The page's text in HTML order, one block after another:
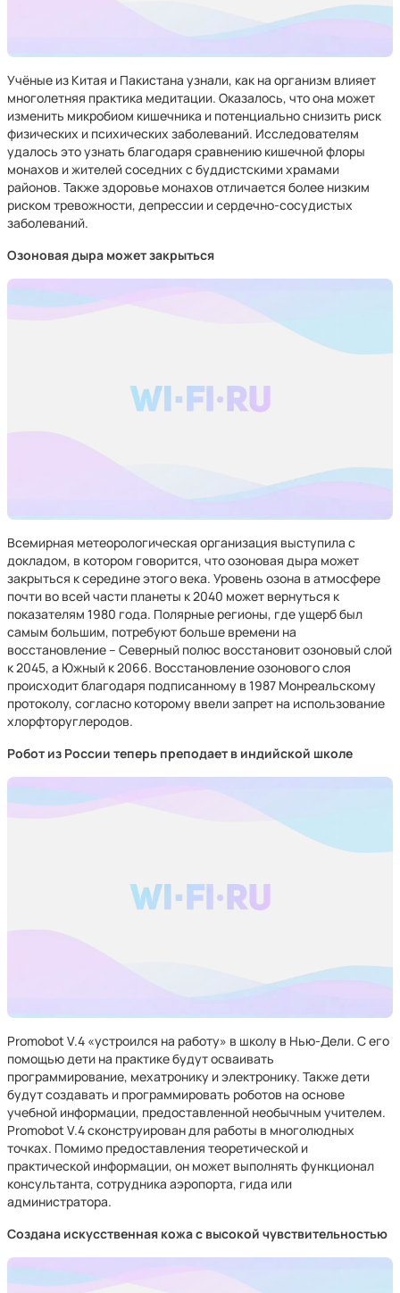
Учёные из Китая и Пакистана узнали, как на организм влияет
многолетняя практика медитации. Оказалось, что она может
изменить микробиом кишечника и потенциально снизить риск
физических и психических заболеваний. Исследователям
удалось это узнать благодаря сравнению кишечной флоры
монахов и жителей соседних с буддистскими храмами
районов. Также здоровье монахов отличается более низким
риском тревожности, депрессии и сердечно-сосудистых
заболеваний.
Озоновая дыра может закрыться
Всемирная метеорологическая организация выступила с
докладом, в котором говорится, что озоновая дыра может
закрыться к середине этого века. Уровень озона в атмосфере
почти во всей части планеты к 2040 может вернуться к
показателям 1980 года. Полярные регионы, где ущерб был
самым большим, потребуют больше времени на
восстановление – Северный полюс восстановит озоновый слой
к 2045, а Южный к 2066. Восстановление озонового слоя
происходит благодаря подписанному в 1987 Монреальскому
протоколу, согласно которому ввели запрет на использование
хлорфторуглеродов.
Робот из России теперь преподает в индийской школе
Promobot V.4 «устроился на работу» в школу в Нью-Дели. С его
помощью дети на практике будут осваивать
программирование, мехатронику и электронику. Также дети
будут создавать и программировать роботов на основе
учебной информации, предоставленной необычным учителем.
Promobot V.4 сконструирован для работы в многолюдных
точках. Помимо предоставления теоретической и
практической информации, он может выполнять функционал
консультанта, сотрудника аэропорта, гида или
администратора.
Создана искусственная кожа с высокой чувствительностью